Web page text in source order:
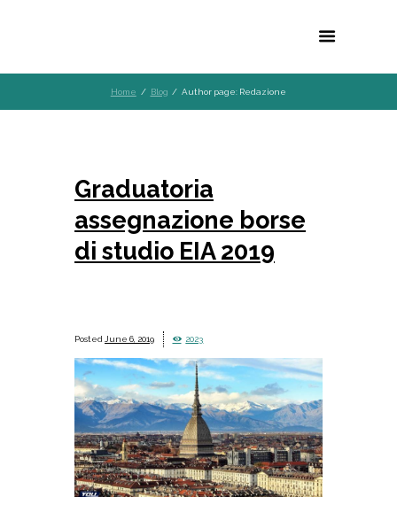
Home Blog Author page: Redazione
Graduatoria
assegnazione borse
di studio EIA 2019
June 6, 2019 2023